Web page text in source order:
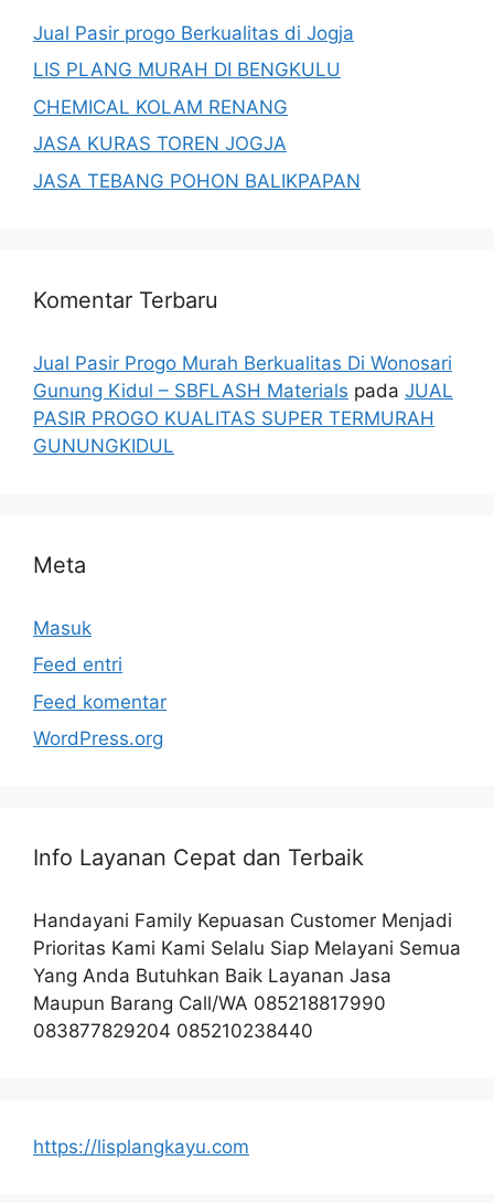
Jual Pasir progo Berkualitas di Jogja
LIS PLANG MURAH DI BENGKULU
CHEMICAL KOLAM RENANG
JASA KURAS TOREN JOGJA
JASA TEBANG POHON BALIKPAPAN
Komentar Terbaru
Jual Pasir Progo Murah Berkualitas Di Wonosari
Gunung Kidul – SBFLASH Materials pada JUAL
PASIR PROGO KUALITAS SUPER TERMURAH
GUNUNGKIDUL
Meta
Masuk
Feed entri
Feed komentar
WordPress.org
Info Layanan Cepat dan Terbaik
Handayani Family Kepuasan Customer Menjadi
Prioritas Kami Kami Selalu Siap Melayani Semua
Yang Anda Butuhkan Baik Layanan Jasa
Maupun Barang Call/WA 085218817990
083877829204 085210238440
https://lisplangkayu.com